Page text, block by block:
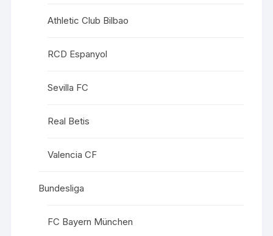
Athletic Club Bilbao
RCD Espanyol
Sevilla FC
Real Betis
Valencia CF
Bundesliga
FC Bayern München